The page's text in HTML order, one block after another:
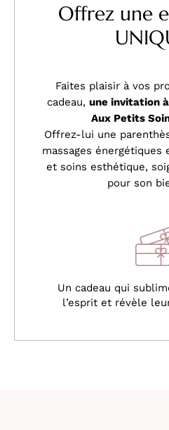
Offrez une
Faites plaisir à vos
cadeau, une invitation
Aux Petits
Offrez-lui une
massages
et soins esthétique,
pour son
Un cadeau qui
l’esprit et révèle